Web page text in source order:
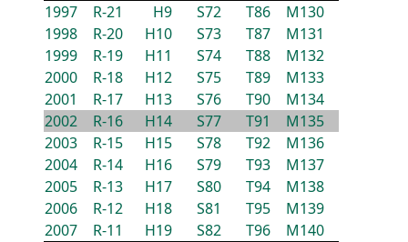
1997
R-21 H9 S72 T86
M130
1998
R-20 H10 S73 T87
M131
1999
R-19 H11 S74 T88
M132
2000
R-18 H12 S75 T89
M133
2001
R-17 H13 S76 T90
M134
2002
R-16 H14 S77 T91
M135
2003
R-15 H15 S78 T92
M136
2004
R-14 H16 S79 T93
M137
2005
R-13 H17 S80 T94
M138
2006
R-12 H18 S81 T95
M139
2007
R-11 H19 S82 T96
M140